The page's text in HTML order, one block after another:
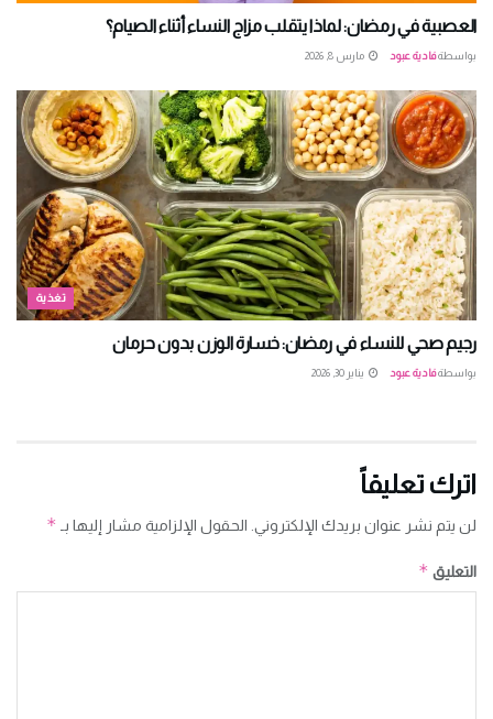
العصبية في رمضان: لماذا يتقلب مزاج النساء أثناء الصيام؟
بواسطةفادية عبود مارس 8, 2026
تغذية
رجيم صحي للنساء في رمضان: خسارة الوزن بدون حرمان
بواسطةفادية عبود يناير 30, 2026
اترك تعليقاً
لن يتم نشر عنوان بريدك الإلكتروني. الحقول الإلزامية مشار إليها بـ *
التعليق *